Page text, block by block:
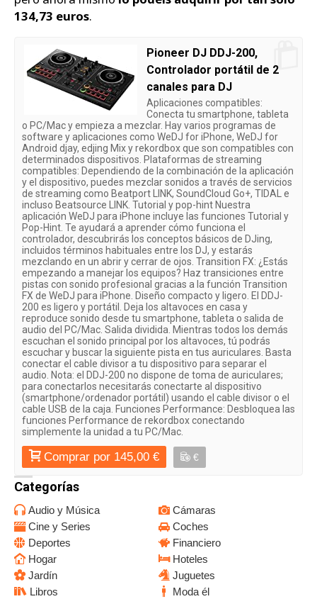
134,73 euros.
Pioneer DJ DDJ-200,
Controlador portátil de 2
canales para DJ
Aplicaciones compatibles:
Conecta tu smartphone, tableta
o PC/Mac y empieza a mezclar. Hay varios programas de
software y aplicaciones como WeDJ for iPhone, WeDJ for
Android djay, edjing Mix y rekordbox que son compatibles con
determinados dispositivos. Plataformas de streaming
compatibles: Dependiendo de la combinación de la aplicación
y el dispositivo, puedes mezclar sonidos a través de servicios
de streaming como Beatport LINK, SoundCloud Go+, TIDAL e
incluso Beatsource LINK. Tutorial y pop-hint Nuestra
aplicación WeDJ para iPhone incluye las funciones Tutorial y
Pop-Hint. Te ayudará a aprender cómo funciona el
controlador, descubrirás los conceptos básicos de DJing,
incluidos términos habituales entre los DJ, y estarás
mezclando en un abrir y cerrar de ojos. Transition FX: ¿Estás
empezando a manejar los equipos? Haz transiciones entre
pistas con sonido profesional gracias a la función Transition
FX de WeDJ para iPhone. Diseño compacto y ligero. El DDJ-
200 es ligero y portátil. Deja los altavoces en casa y
reproduce sonido desde tu smartphone, tableta o salida de
audio del PC/Mac. Salida dividida. Mientras todos los demás
escuchan el sonido principal por los altavoces, tú podrás
escuchar y buscar la siguiente pista en tus auriculares. Basta
conectar el cable divisor a tu dispositivo para separar el
audio. Nota: el DDJ-200 no dispone de toma de auriculares;
para conectarlos necesitarás conectarte al dispositivo
(smartphone/ordenador portátil) usando el cable divisor o el
cable USB de la caja. Funciones Performance: Desbloquea las
funciones Performance de rekordbox conectando
simplemente la unidad a tu PC/Mac.
Comprar por 145,00 € €
Categorías
Audio y Música
Cámaras
Cine y Series
Coches
Deportes
Financiero
Hogar
Hoteles
Jardín
Juguetes
Libros
Moda él